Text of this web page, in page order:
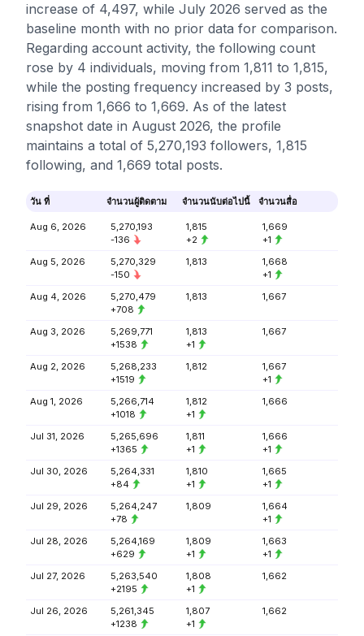
increase of 4,497, while July 2026 served as the
baseline month with no prior data for comparison.
Regarding account activity, the following count
rose by 4 individuals, moving from 1,811 to 1,815,
while the posting frequency increased by 3 posts,
rising from 1,666 to 1,669. As of the latest
snapshot date in August 2026, the profile
maintains a total of 5,270,193 followers, 1,815
following, and 1,669 total posts.
วัน ที่ จำนวนผู้ติดตาม จำนวนนับต่อไปนี้ จำนวนสื่อ
Aug 6, 2026
5,270,193
-136
1,815
+2
1,669
+1
Aug 5, 2026
5,270,329
-150
1,813
1,668
+1
Aug 4, 2026
5,270,479
+708
1,813 1,667
Aug 3, 2026
5,269,771
+1538
1,813
+1
1,667
Aug 2, 2026
5,268,233
+1519
1,812
1,667
+1
Aug 1, 2026
5,266,714
+1018
1,812
+1
1,666
Jul 31, 2026
5,265,696
+1365
1,811
+1
1,666
+1
Jul 30, 2026
5,264,331
+84
1,810
+1
1,665
+1
Jul 29, 2026
5,264,247
+78
1,809
1,664
+1
Jul 28, 2026
5,264,169
+629
1,809
+1
1,663
+1
Jul 27, 2026
5,263,540
+2195
1,808
+1
1,662
Jul 26, 2026
5,261,345
+1238
1,807
+1
1,662